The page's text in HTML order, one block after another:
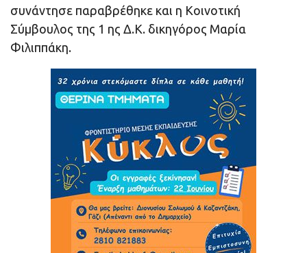
συνάντησε παραβρέθηκε και η Κοινοτική
Σύμβουλος της 1 ης Δ.Κ. δικηγόρος Μαρία
Φιλιππάκη.